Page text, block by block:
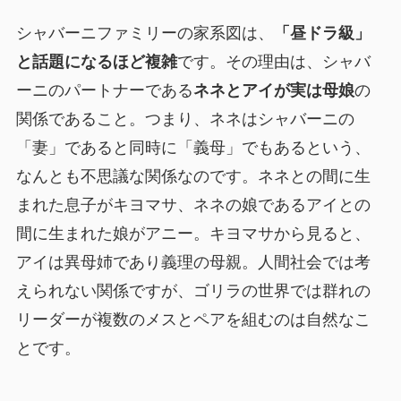
シャバーニファミリーの家系図は、
「昼ドラ級」
と話題になるほど複雑です。その理由は、シャバ
ーニのパートナーであるネネとアイが実は母娘の
関係であること。つまり、ネネはシャバーニの
「妻」であると同時に「義母」でもあるという、
なんとも不思議な関係なのです。ネネとの間に生
まれた息子がキヨマサ、ネネの娘であるアイとの
間に生まれた娘がアニー。キヨマサから見ると、
アイは異母姉であり義理の母親。人間社会では考
えられない関係ですが、ゴリラの世界では群れの
リーダーが複数のメスとペアを組むのは自然なこ
とです。